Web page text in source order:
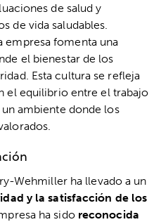
de salud y
de vida saludables.
empresa fomenta una
el bienestar de los
Esta cultura se refleja
el equilibrio entre el trabajo
ambiente donde los
Wehmiller ha llevado a un
y la satisfacción de los
ha sido reconocida